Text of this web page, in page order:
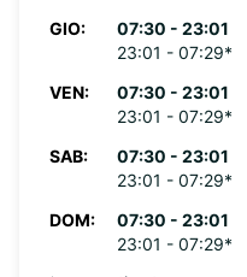
GIO:
07:30 - 23:01
23:01 - 07:29*
VEN:
07:30 - 23:01
23:01 - 07:29*
SAB:
07:30 - 23:01
23:01 - 07:29*
DOM:
07:30 - 23:01
23:01 - 07:29*